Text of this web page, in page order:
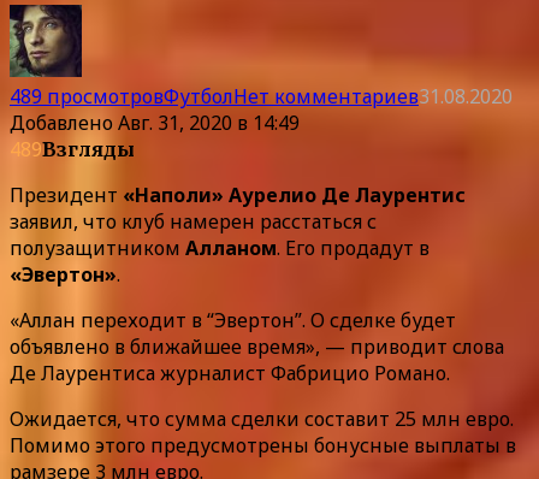
489 просмотровФутболНет комментариев31.08.2020
ДобавленоАвг. 31, 2020 в 14:49
489Взгляды
Президент «Наполи» Аурелио Де Лаурентис
заявил, что клуб намерен расстаться с
полузащитником Алланом. Его продадут в
«Эвертон».
«Аллан переходит в “Эвертон”. О сделке будет
объявлено в ближайшее время», — приводит слова
Де Лаурентиса журналист Фабрицио Романо.
Ожидается, что сумма сделки составит 25 млн евро.
Помимо этого предусмотрены бонусные выплаты в
рамзере 3 млн евро.